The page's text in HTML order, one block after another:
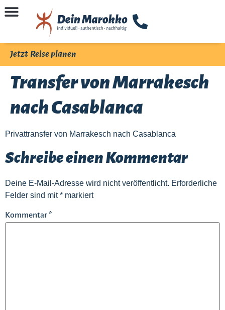
Jetzt Reise planen
Transfer von Marrakesch
nach Casablanca
Privattransfer von Marrakesch nach Casablanca
Schreibe einen Kommentar
Deine E-Mail-Adresse wird nicht veröffentlicht. Erforderliche
Felder sind mit* markiert
Kommentar*